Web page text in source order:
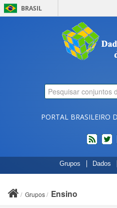
BRASIL
PORTAL BRASILEIRO
feed
Grupos Dados
Grupos Ensino